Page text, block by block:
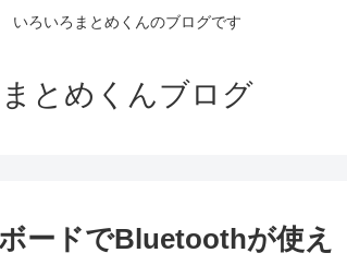
いろいろまとめくんのブログです
まとめくんブログ
ードでBluetoothが使え